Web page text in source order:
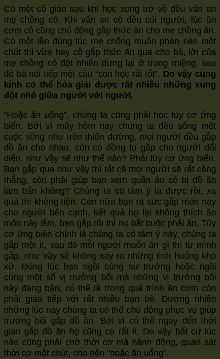
Có một cô giáo sau khi học xong trở về đều vấn an
mẹ chồng cô. Khi vấn an cô đều cúi người, lúc ăn
cơm cô cũng chủ động gắp thức ăn cho mẹ chồng ăn.
Có một lần đúng lúc mẹ chồng muốn phàn nàn một
chút thì vừa hay cô gắp thức ăn qua cho bà, lời của
mẹ chồng cô đột nhiên dừng lại ở trong miệng, sau
đó bà nói tiếp một câu “con học rất tốt”. Do vậy cung
kính có thể hóa giải được rất nhiều những xung
đột nhỏ giữa người với người.
“Hoặc ăn uống”, chúng ta cũng phải học tùy cơ ứng
biến. Bởi vì mấy hôm nay chúng ta đều sống một
cuộc sống như trên thiên đường, mọi người đều gắp
đồ ăn cho nhau, còn có đồng tu gắp cho người đối
diện, như vậy sẽ như thế nào? Phải tùy cơ ứng biến.
Bạn gắp qua như vậy thì tất cả mọi người sẽ rất căng
thẳng, còn phải giúp bạn xem quần áo có bị đồ ăn
làm bẩn không? Chúng ta có tâm ý là được rồi, xa
quá thì không tiện. Còn nữa bạn ra sức gắp món này
cho người bên cạnh, kết quả họ lại không thích ăn
món này lắm, bạn gắp rồi thì họ bắt buộc phải ăn. Tùy
cơ ứng biến chính là chúng ta có tâm ý này, chúng ta
gắp một ít, sau đó mỗi người muốn ăn gì thì tự mình
gắp, như vậy sẽ không xảy ra những tình huống khó
xử. Đúng lúc bạn ngồi cùng sư trưởng hoặc ngồi
cùng một số vị trưởng bối mà những vị trưởng bối
này đang bận, có thể là trong quá trình ăn cơm còn
phải giao tiếp với rất nhiều bạn bè. Đương nhiên
những lúc này chúng ta có thể chủ động phục vụ giúp
trưởng bối gắp đồ ăn. Bởi vì có thể ngay đến thời
gian gắp đồ ăn họ cũng có rất ít. Do vậy bất cứ lúc
nào cũng phải chờ thời cơ mà hành động, quan sát
thời cơ một chút, cho nên “hoặc ăn uống”.